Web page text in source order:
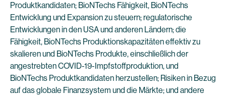
Produktkandidaten; BioNTechs Fähigkeit, BioNTechs
Entwicklung und Expansion zu steuern; regulatorische
Entwicklungen in den USA und anderen Ländern; die
Fähigkeit, BioNTechs Produktionskapazitäten effektiv zu
skalieren und BioNTechs Produkte, einschließlich der
angestrebten COVID-19-Impfstoffproduktion, und
BioNTechs Produktkandidaten herzustellen; Risiken in Bezug
auf das globale Finanzsystem und die Märkte; und andere